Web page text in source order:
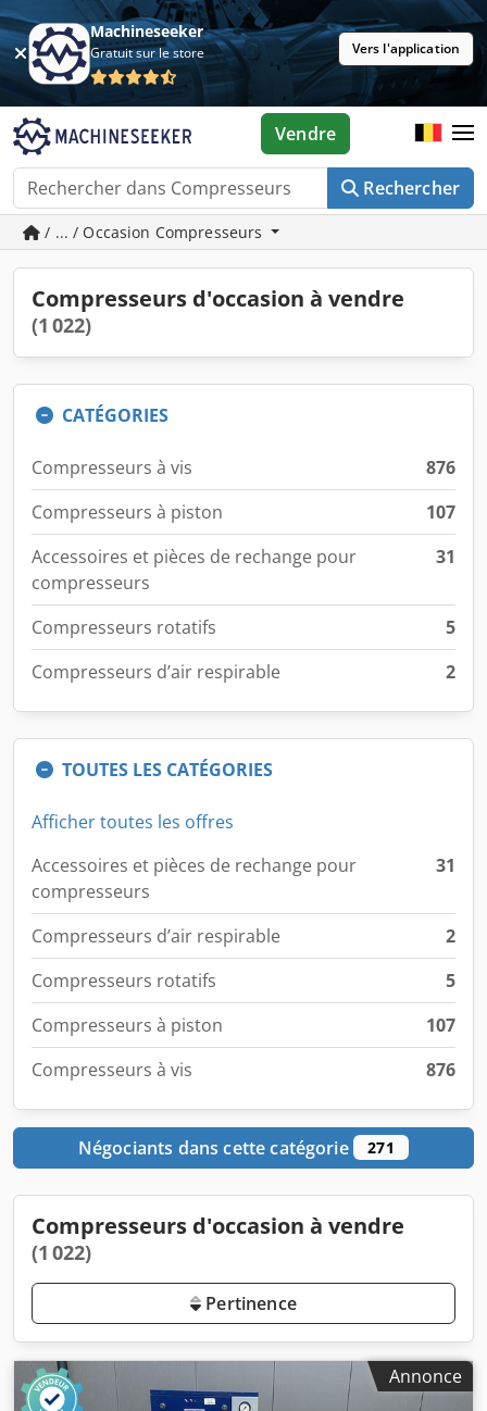
Machineseeker
Gratuit sur le store Vers l'application
Rechercher
Vendre
/ ... / Occasion Compresseurs
Compresseurs d'occasion à vendre
(1 022)
CATÉGORIES
Compresseurs à vis
876
Compresseurs à piston
107
Accessoires et pièces de rechange pour
compresseurs
31
Compresseurs rotatifs
5
Compresseurs d’air respirable
2
TOUTES LES CATÉGORIES
Afficher toutes les offres
Accessoires et pièces de rechange pour
compresseurs
31
Compresseurs d’air respirable
2
Compresseurs rotatifs
5
Compresseurs à piston
107
Compresseurs à vis
876
Négociants dans cette catégorie 271
Compresseurs d'occasion à vendre
(1 022)
Pertinence
Annonce